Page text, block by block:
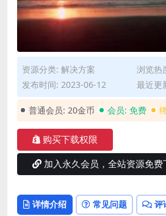
资源分类: 解决方案
浏览热
发布时间: 2023-06-12
最近更
普通会员: 20金币 会员: 免费
购买下载权限
加入永久会员，全站资源免费
详情介绍 常见问题 评